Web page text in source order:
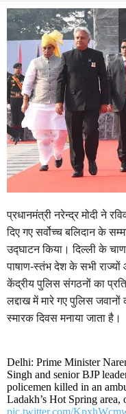
प्रधानमंत्री नरेन्द्र मोदी ने
दिए गए सर्वोच्च बलिदान के
उद्घाटन किया। दिल्ली के
पाषाण-स्तंभ देश के सभी
केंद्रीय पुलिस संगठनों का
लद्दाख में मारे गए पुलिस
स्मारक दिवस मनाया जाता है।
Delhi: Prime Minister
Singh and senior BJP
policemen killed in an
Ladakh’s Hot Spring
pic.twitter.com/